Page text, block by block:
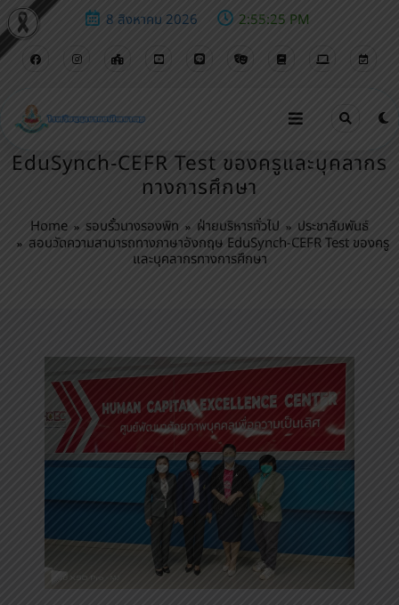
8 สิงหาคม 2026 2:55:27 PM
สอบวัดความสามารถทางภาษาอังกฤษ
EduSynch-CEFR Test ของครูและบุคลากร
ทางการศึกษา
Home รอบรั้วนางรองพิท ฝ่ายบริหารทั่วไป
ประชาสัมพันธ์
สอบวัดความสามารถทางภาษาอังกฤษ EduSynch-CEFR Test ของครู
และบุคลากรทางการศึกษา